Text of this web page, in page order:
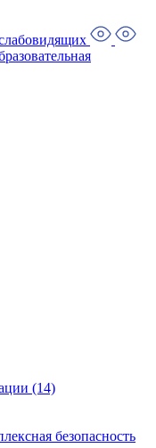
(14)
безопасность